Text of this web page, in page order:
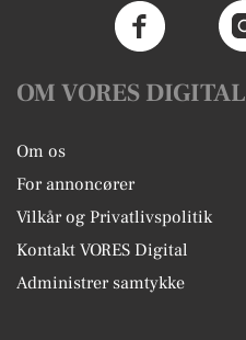
OM VORES DIGITAL
Om os
For annoncører
Vilkår og Privatlivspolitik
Kontakt VORES Digital
Administrer samtykke